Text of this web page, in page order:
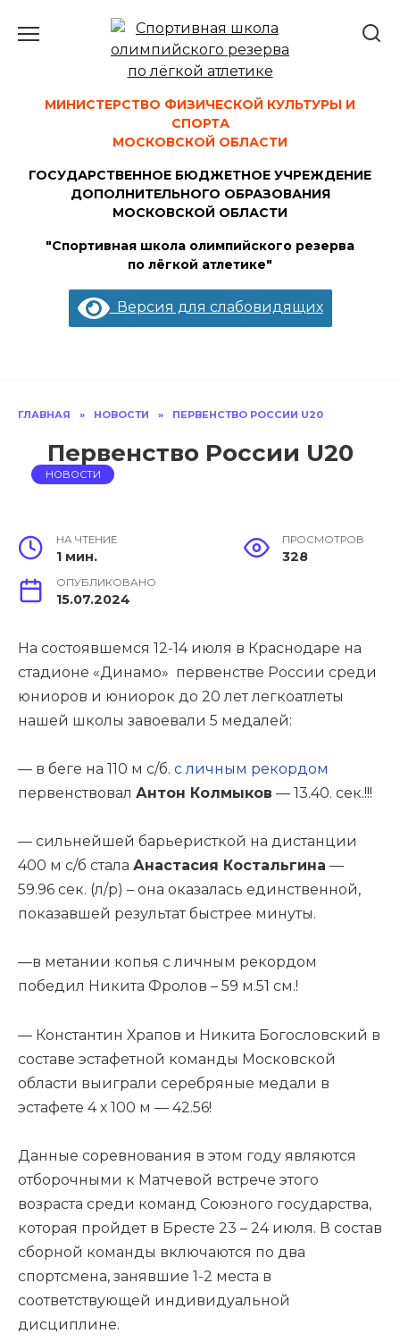
МИНИСТЕРСТВО ФИЗИЧЕСКОЙ КУЛЬТУРЫ И
СПОРТА
МОСКОВСКОЙ ОБЛАСТИ
ГОСУДАРСТВЕННОЕ БЮДЖЕТНОЕ УЧРЕЖДЕНИЕ
ДОПОЛНИТЕЛЬНОГО ОБРАЗОВАНИЯ
МОСКОВСКОЙ ОБЛАСТИ
"Спортивная школа олимпийского резерва
по лёгкой атлетике"
Версия для слабовидящих
ГЛАВНАЯ » НОВОСТИ » ПЕРВЕНСТВО РОССИИ U20
Первенство России U20
НОВОСТИ
НА ЧТЕНИЕ
1 мин.
ПРОСМОТРОВ
328
ОПУБЛИКОВАНО
15.07.2024
На состоявшемся 12-14 июля в Краснодаре на
стадионе «Динамо» первенстве России среди
юниоров и юниорок до 20 лет легкоатлеты
нашей школы завоевали 5 медалей:
— в беге на 110 м с/б. с личным рекордом
первенствовал Антон Колмыков — 13.40. сек.!!!
— сильнейшей барьеристкой на дистанции
400 м с/б стала Анастасия Костальгина —
59.96 сек. (л/р) – она оказалась единственной,
показавшей результат быстрее минуты.
—в метании копья с личным рекордом
победил Никита Фролов – 59 м.51 см.!
— Константин Храпов и Никита Богословский в
составе эстафетной команды Московской
области выиграли серебряные медали в
эстафете 4 х 100 м — 42.56!
Данные соревнования в этом году являются
отборочными к Матчевой встрече этого
возраста среди команд Союзного государства,
которая пройдет в Бресте 23 – 24 июля. В состав
сборной команды включаются по два
спортсмена, занявшие 1-2 места в
соответствующей индивидуальной
дисциплине.